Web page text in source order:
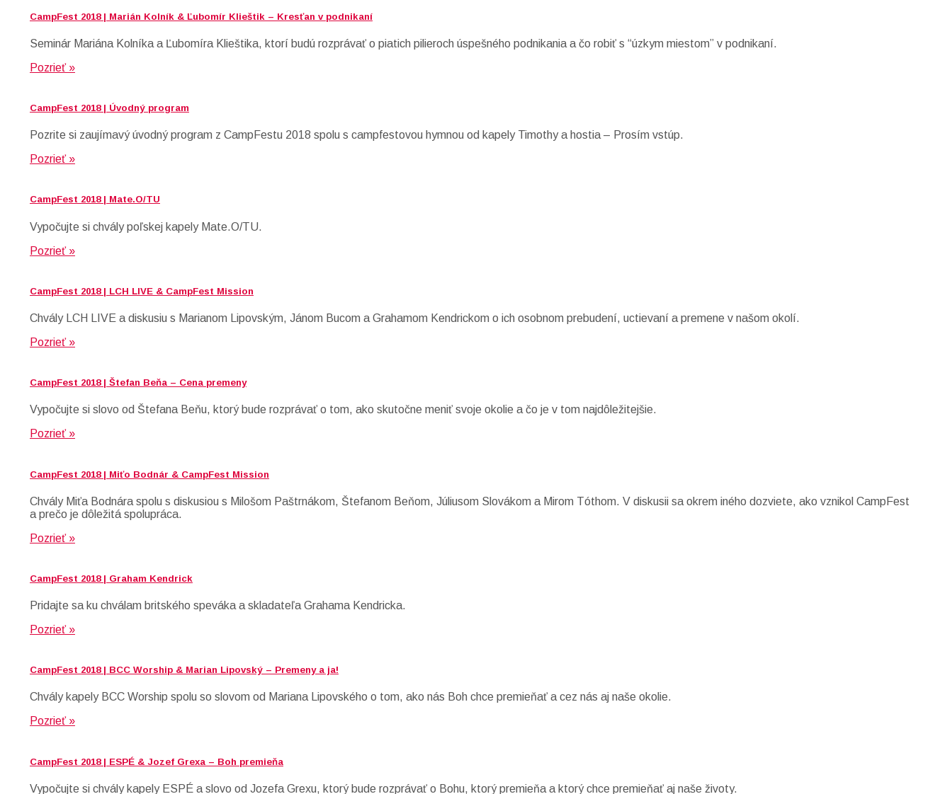
CampFest 2018 | Marián Kolník & Ľubomír Klieštik – Kresťan v podnikaní
Seminár Mariána Kolníka a Ľubomíra Klieštika, ktorí budú rozprávať o piatich pilieroch úspešného podnikania a čo robiť s “úzkym miestom” v podnikaní.
Pozrieť »
CampFest 2018 | Úvodný program
Pozrite si zaujímavý úvodný program z CampFestu 2018 spolu s campfestovou hymnou od kapely Timothy a hostia – Prosím vstúp.
Pozrieť »
CampFest 2018 | Mate.O/TU
Vypočujte si chvály poľskej kapely Mate.O/TU.
Pozrieť »
CampFest 2018 | LCH LIVE & CampFest Mission
Chvály LCH LIVE a diskusiu s Marianom Lipovským, Jánom Bucom a Grahamom Kendrickom o ich osobnom prebudení, uctievaní a premene v našom okolí.
Pozrieť »
CampFest 2018 | Štefan Beňa – Cena premeny
Vypočujte si slovo od Štefana Beňu, ktorý bude rozprávať o tom, ako skutočne meniť svoje okolie a čo je v tom najdôležitejšie.
Pozrieť »
CampFest 2018 | Miťo Bodnár & CampFest Mission
Chvály Miťa Bodnára spolu s diskusiou s Milošom Paštrnákom, Štefanom Beňom, Júliusom Slovákom a Mirom Tóthom. V diskusii sa okrem iného dozviete, ako vznikol CampFest
a prečo je dôležitá spolupráca.
Pozrieť »
CampFest 2018 | Graham Kendrick
Pridajte sa ku chválam britského speváka a skladateľa Grahama Kendricka.
Pozrieť »
CampFest 2018 | BCC Worship & Marian Lipovský – Premeny a ja!
Chvály kapely BCC Worship spolu so slovom od Mariana Lipovského o tom, ako nás Boh chce premieňať a cez nás aj naše okolie.
Pozrieť »
CampFest 2018 | ESPÉ & Jozef Grexa – Boh premieňa
Vypočujte si chvály kapely ESPÉ a slovo od Jozefa Grexu, ktorý bude rozprávať o Bohu, ktorý premieňa a ktorý chce premieňať aj naše životy.